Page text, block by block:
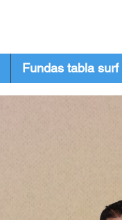
Fundas tabla surf